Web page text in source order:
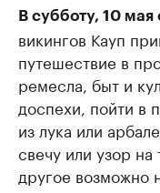
В субботу, 10 мая
викингов Кауп
путешествие в
ремесла, быт и
доспехи, пойти в
из лука или
свечу или узор
другое возможно